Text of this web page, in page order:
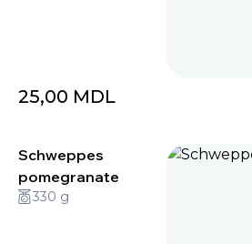
25,00 MDL
Schweppes
pomegranate
330 g